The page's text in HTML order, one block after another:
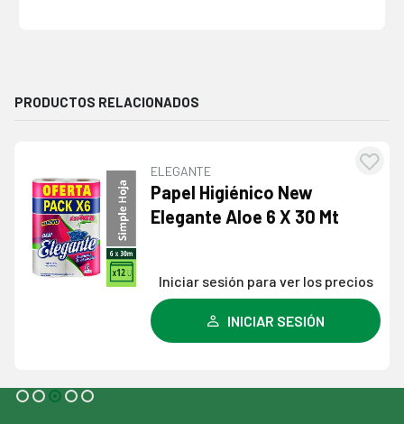
PRODUCTOS RELACIONADOS
de
ELEGANTE
Papel Higiénico New
Elegante Aloe 6 X 30 Mt
Iniciar sesión para ver los precios
INICIAR SESIÓN